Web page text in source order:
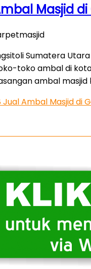
Masjid
Sumatera
toko ambal di
ambal masjid
Jual Ambal Masjid di